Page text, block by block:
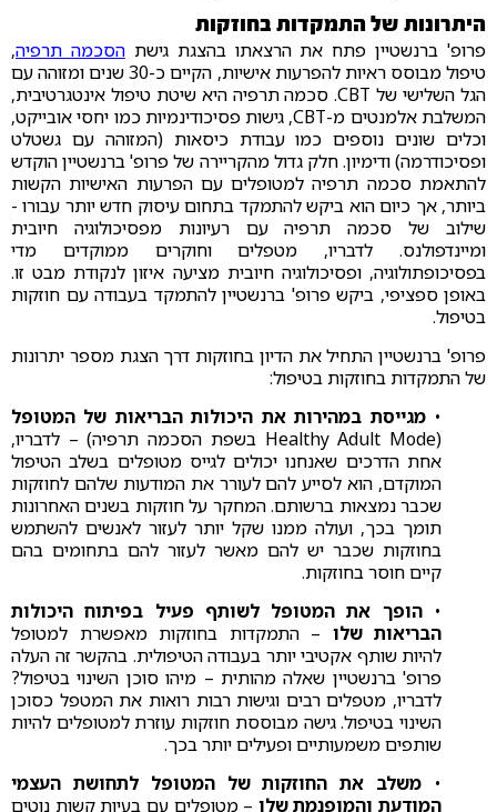
היתרונות של התמקדות בחוזקות
פרופ' ברנשטיין פתח את הרצאתו בהצגת גישתהסכמה תרפיה,
טיפול מבוסס ראיות להפרעות אישיות, הקיים כ-30 שנים ומזוהה עם
הגל השלישי של CBT. סכמה תרפיה היא שיטת טיפול אינטגרטיבית,
המשלבת אלמנטים מ-CBT, גישות פסיכודינמיות כמו יחסי אובייקט,
וכלים שונים נוספים כמו עבודת כיסאות (המזוהה עם גשטלט
ופסיכודרמה) ודימיון. חלק גדול מהקריירה של פרופ' ברנשטיין הוקדש
להתאמת סכמה תרפיה למטופלים עם הפרעות האישיות הקשות
ביותר, אך כיום הוא ביקש להתמקד בתחום עיסוק חדש יותר עבורו -
שילוב של סכמה תרפיה עם רעיונות מפסיכולוגיה חיובית
ומיינדפולנס. לדבריו, מטפלים וחוקרים ממוקדים מדי
בפסיכופתולוגיה, ופסיכולוגיה חיובית מציעה איזון לנקודת מבט זו.
באופן ספציפי, ביקש פרופ' ברנשטיין להתמקד בעבודה עם חוזקות
בטיפול.
פרופ' ברנשטיין התחיל את הדיון בחוזקות דרך הצגת מספר יתרונות
של התמקדות בחוזקות בטיפול:
•מגייסת במהירות את היכולות הבריאות של המטופל
(Healthy Adult Mode בשפת הסכמה תרפיה) – לדבריו,
אחת הדרכים שאנחנו יכולים לגייס מטופלים בשלב הטיפול
המוקדם, הוא לסייע להם לעורר את המודעות שלהם לחוזקות
שכבר נמצאות ברשותם. המחקר על חוזקות בשנים האחרונות
תומך בכך, ועולה ממנו שקל יותר לעזור לאנשים להשתמש
בחוזקות שכבר יש להם מאשר לעזור להם בתחומים בהם
קיים חוסר בחוזקות.
•הופך את המטופל לשותף פעיל בפיתוח היכולות
הבריאות שלו – התמקדות בחוזקות מאפשרת למטופל
להיות שותף אקטיבי יותר בעבודה הטיפולית. בהקשר זה העלה
פרופ' ברנשטיין שאלה מהותית – מיהו סוכן השינוי בטיפול?
לדבריו, מטפלים רבים וגישות רבות רואות את המטפל כסוכן
השינוי בטיפול. גישה מבוססת חוזקות עוזרת למטופלים להיות
שותפים משמעותיים ופעילים יותר בכך.
• משלב את החוזקות של המטופל לתחושת העצמי
המודעת והמופנמת שלו – מטופלים עם בעיות קשות נוטים